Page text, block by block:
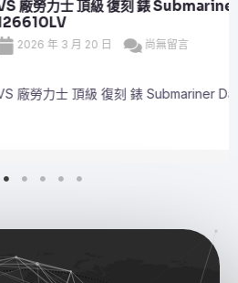
復刻 錶 Submariner Date
尚無留言
刻 錶 Submariner Dat ...